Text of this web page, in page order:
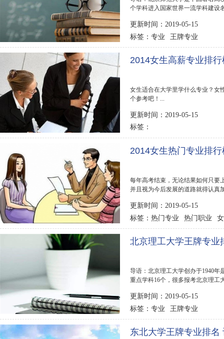
个学科进入国家世界一流学科建设
更新时间：2019-05-15
标签： 专业 王牌专业
2014女生高薪专业排行
女生适合在大学里学什么专业？女
个参考吧！...
更新时间：2019-05-15
标签：
2014女生热门专业排行
每年高考结束，无论结果如何只要
并且视为今后发展的道路就得认真
更新时间：2019-05-15
标签： 热门专业 热门职业
北京理工大学王牌专业
导语：北京理工大学创办于1940年
重点学科16个，很多报考北京理工
更新时间：2019-05-15
标签： 专业 王牌专业
东北大学王牌专业排